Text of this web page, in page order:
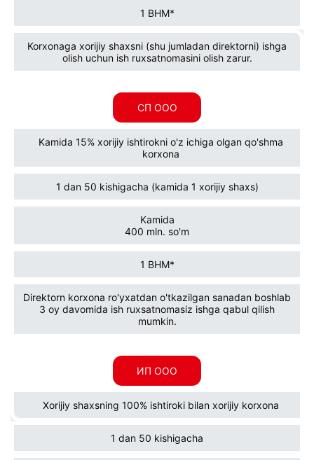
1 BHM*
Korxonaga xorijiy shaxsni (shu jumladan direktorni) ishga
olish uchun ish ruxsatnomasini olish zarur.
СП ООО
Kamida 15% xorijiy ishtirokni o'z ichiga olgan qo'shma
korxona
1 dan 50 kishigacha (kamida 1 xorijiy shaxs)
Kamida
400 mln. so'm
1 BHM*
Direktorn korxona ro'yxatdan o'tkazilgan sanadan boshlab
3 oy davomida ish ruxsatnomasiz ishga qabul qilish
mumkin.
ИП ООО
Xorijiy shaxsning 100% ishtiroki bilan xorijiy korxona
1 dan 50 kishigacha